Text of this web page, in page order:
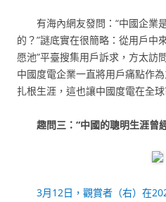
有海內網友發問：“中國企業
的？”謎底實在很簡略：從用戶中
愿池”平臺搜集用戶訴求，方太訪
中國度電企業一直將用戶痛點作
扎根生涯，這也讓中國度電在全
趣問三：“中國的聰明生涯曾
3月12日，觀賞者（右）在